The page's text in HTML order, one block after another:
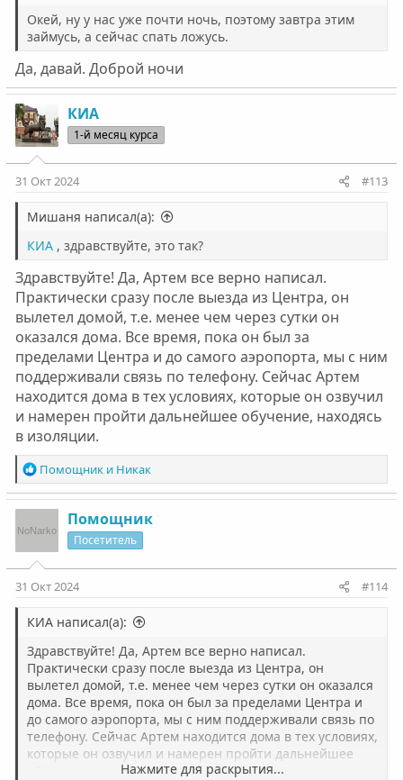
Окей, ну у нас уже почти ночь, поэтому завтра этим
займусь, а сейчас спать ложусь.
Да, давай. Доброй ночи
КИА
1-й месяц курса
31 Окт 2024 #113
Мишаня написал(а):
КИА, здравствуйте, это так?
Здравствуйте! Да, Артем все верно написал.
Практически сразу после выезда из Центра, он
вылетел домой, т.е. менее чем через сутки он
оказался дома. Все время, пока он был за
пределами Центра и до самого аэропорта, мы с ним
поддерживали связь по телефону. Сейчас Артем
находится дома в тех условиях, которые он озвучил
и намерен пройти дальнейшее обучение, находясь
в изоляции.
Р
е
а
ц
и
и
:
Помощники Никак
Помощник
Посетитель
31 Окт 2024 #114
КИА написал(а):
Здравствуйте! Да, Артем все верно написал.
Практически сразу после выезда из Центра, он
вылетел домой, т.е. менее чем через сутки он оказался
дома. Все время, пока он был за пределами Центра и
до самого аэропорта, мы с ним поддерживали связь по
телефону. Сейчас Артем находится дома в тех условиях,
которые он озвучил и намерен пройти дальнейшее
обучение, находясь в изоляции.
Нажмите для раскрытия...